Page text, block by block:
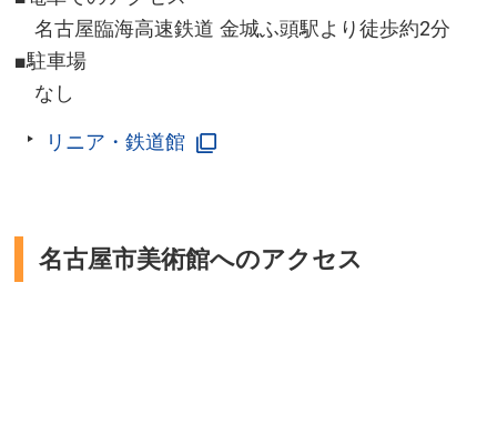
名古屋臨海高速鉄道 金城ふ頭駅より徒歩約2分
■駐車場
なし
リニア・鉄道館
名古屋市美術館へのアクセス